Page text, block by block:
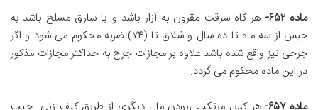
ماده ۶۵۲-
هر گاه سرقت مقرون به آزار باشد و یا سارق مسلح باشد به
حبس از سه ماه تا ده سال و شلاق تا (۷۴) ضربه محکوم می شود و اگر
جرحی نیز واقع شده باشد علاوه بر مجازات جرح به حداکثر مجازات مذکور
در این ماده محکوم می گردد.